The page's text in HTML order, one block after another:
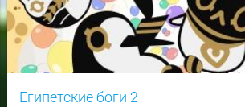
Египетские боги 2